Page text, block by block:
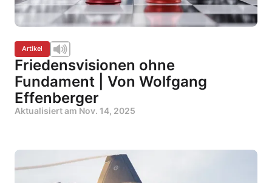
Artikel
Friedensvisionen ohne
Fundament | Von Wolfgang
Effenberger
Aktualisiert am Nov. 14, 2025